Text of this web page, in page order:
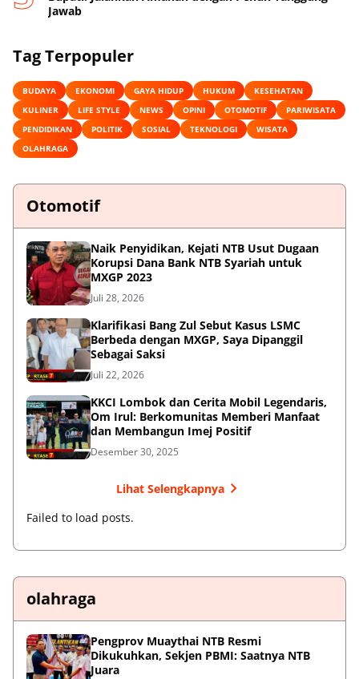
Jawab
Tag Terpopuler
BUDAYA EKONOMI GAYA HIDUP HUKUM
KESEHATAN
KULINER
LIFE STYLE NEWS OPINI OTOMOTIF
PARIWISATA
PENDIDIKAN
POLITIK SOSIAL TEKNOLOGI
WISATA
OLAHRAGA
Otomotif
Naik Penyidikan, Kejati NTB Usut Dugaan
Korupsi Dana Bank NTB Syariah untuk
MXGP 2023
Juli 28, 2026
Klarifikasi Bang Zul Sebut Kasus LSMC
Berbeda dengan MXGP, Saya Dipanggil
Sebagai Saksi
Juli 22, 2026
KKCI Lombok dan Cerita Mobil Legendaris,
Om Irul: Berkomunitas Memberi Manfaat
dan Membangun Imej Positif
Desember 30, 2025
Lihat Selengkapnya
Failed to load posts.
olahraga
Pengprov Muaythai NTB Resmi
Dikukuhkan, Sekjen PBMI: Saatnya NTB
Juara